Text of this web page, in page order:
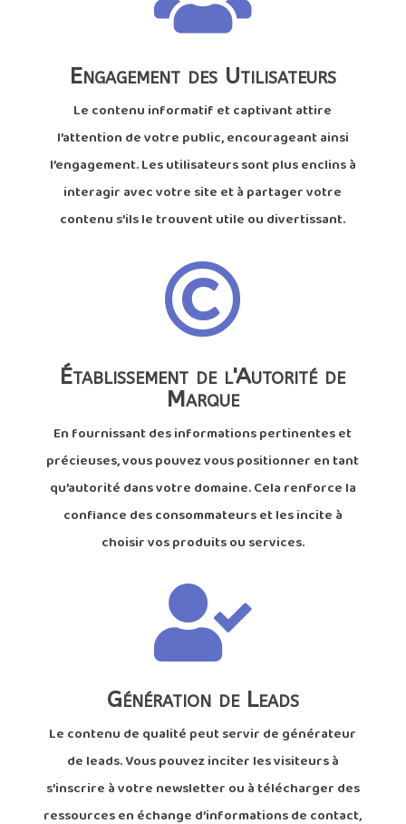
Engagement des Utilisateurs
Le contenu informatif et captivant attire
l’attention de votre public, encourageant ainsi
l’engagement. Les utilisateurs sont plus enclins à
interagir avec votre site et à partager votre
contenu s’ils le trouvent utile ou divertissant.

Établissement de l'Autorité de
Marque
En fournissant des informations pertinentes et
précieuses, vous pouvez vous positionner en tant
qu’autorité dans votre domaine. Cela renforce la
confiance des consommateurs et les incite à
choisir vos produits ou services.

Génération de Leads
Le contenu de qualité peut servir de générateur
de leads. Vous pouvez inciter les visiteurs à
s’inscrire à votre newsletter ou à télécharger des
ressources en échange d’informations de contact,